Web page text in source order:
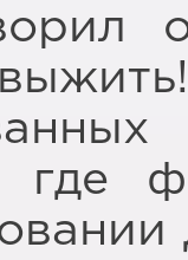
где